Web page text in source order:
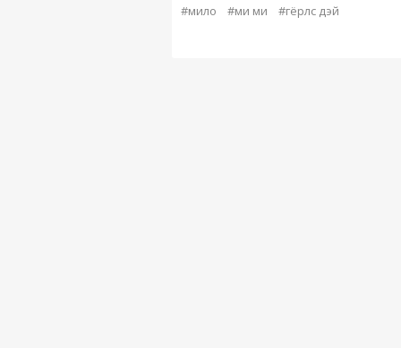
#мило #ми ми #гёрлс дэй